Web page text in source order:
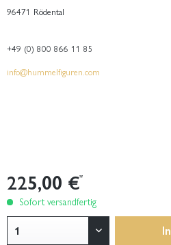
96471 Rödental
+49 (0) 800 866 11 85
info@hummelfiguren.com
225,00 €*
Sofort versandfertig